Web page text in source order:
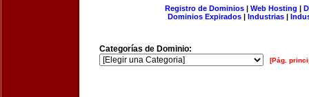
Registro de Dominios| Web Hosting |
Dominios Expirados | Industrias |
Categorías de Dominio:
[Pág.